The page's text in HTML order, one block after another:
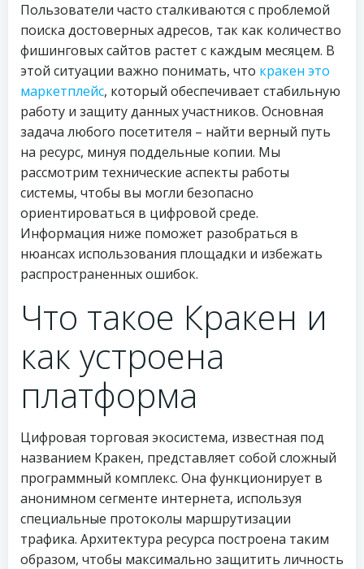
Пользователи часто сталкиваются с проблемой
поиска достоверных адресов, так как количество
фишинговых сайтов растет с каждым месяцем. В
этой ситуации важно понимать, что кракен это
маркетплейс, который обеспечивает стабильную
работу и защиту данных участников. Основная
задача любого посетителя – найти верный путь
на ресурс, минуя поддельные копии. Мы
рассмотрим технические аспекты работы
системы, чтобы вы могли безопасно
ориентироваться в цифровой среде.
Информация ниже поможет разобраться в
нюансах использования площадки и избежать
распространенных ошибок.
Что такое Кракен и
как устроена
платформа
Цифровая торговая экосистема, известная под
названием Кракен, представляет собой сложный
программный комплекс. Она функционирует в
анонимном сегменте интернета, используя
специальные протоколы маршрутизации
трафика. Архитектура ресурса построена таким
образом, чтобы максимально защитить личность